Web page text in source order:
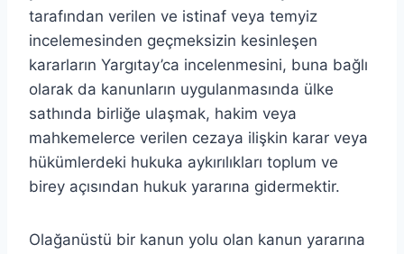
tarafından verilen ve istinaf veya temyiz
incelemesinden geçmeksizin kesinleşen
kararların Yargıtay’ca incelenmesini, buna bağlı
olarak da kanunların uygulanmasında ülke
sathında birliğe ulaşmak, hakim veya
mahkemelerce verilen cezaya ilişkin karar veya
hükümlerdeki hukuka aykırılıkları toplum ve
birey açısından hukuk yararına gidermektir.
Olağanüstü bir kanun yolu olan kanun yararına